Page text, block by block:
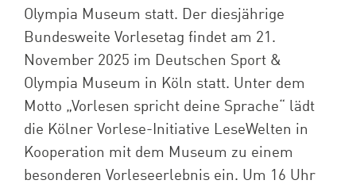
Olympia Museum statt. Der diesjährige
Bundesweite Vorlesetag findet am 21.
November 2025 im Deutschen Sport &
Olympia Museum in Köln statt. Unter dem
Motto „Vorlesen spricht deine Sprache“ lädt
die Kölner Vorlese-Initiative LeseWelten in
Kooperation mit dem Museum zu einem
besonderen Vorleseerlebnis ein. Um 16 Uhr